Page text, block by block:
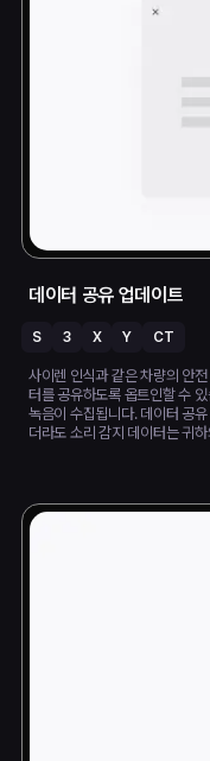
데이터 공유 업데이트
S 3 X Y CT
사이렌 인식과 같은 차량의 안
터를 공유하도록 옵트인할 수
녹음이 수집됩니다. 데이터 공
더라도 소리 감지 데이터는 귀